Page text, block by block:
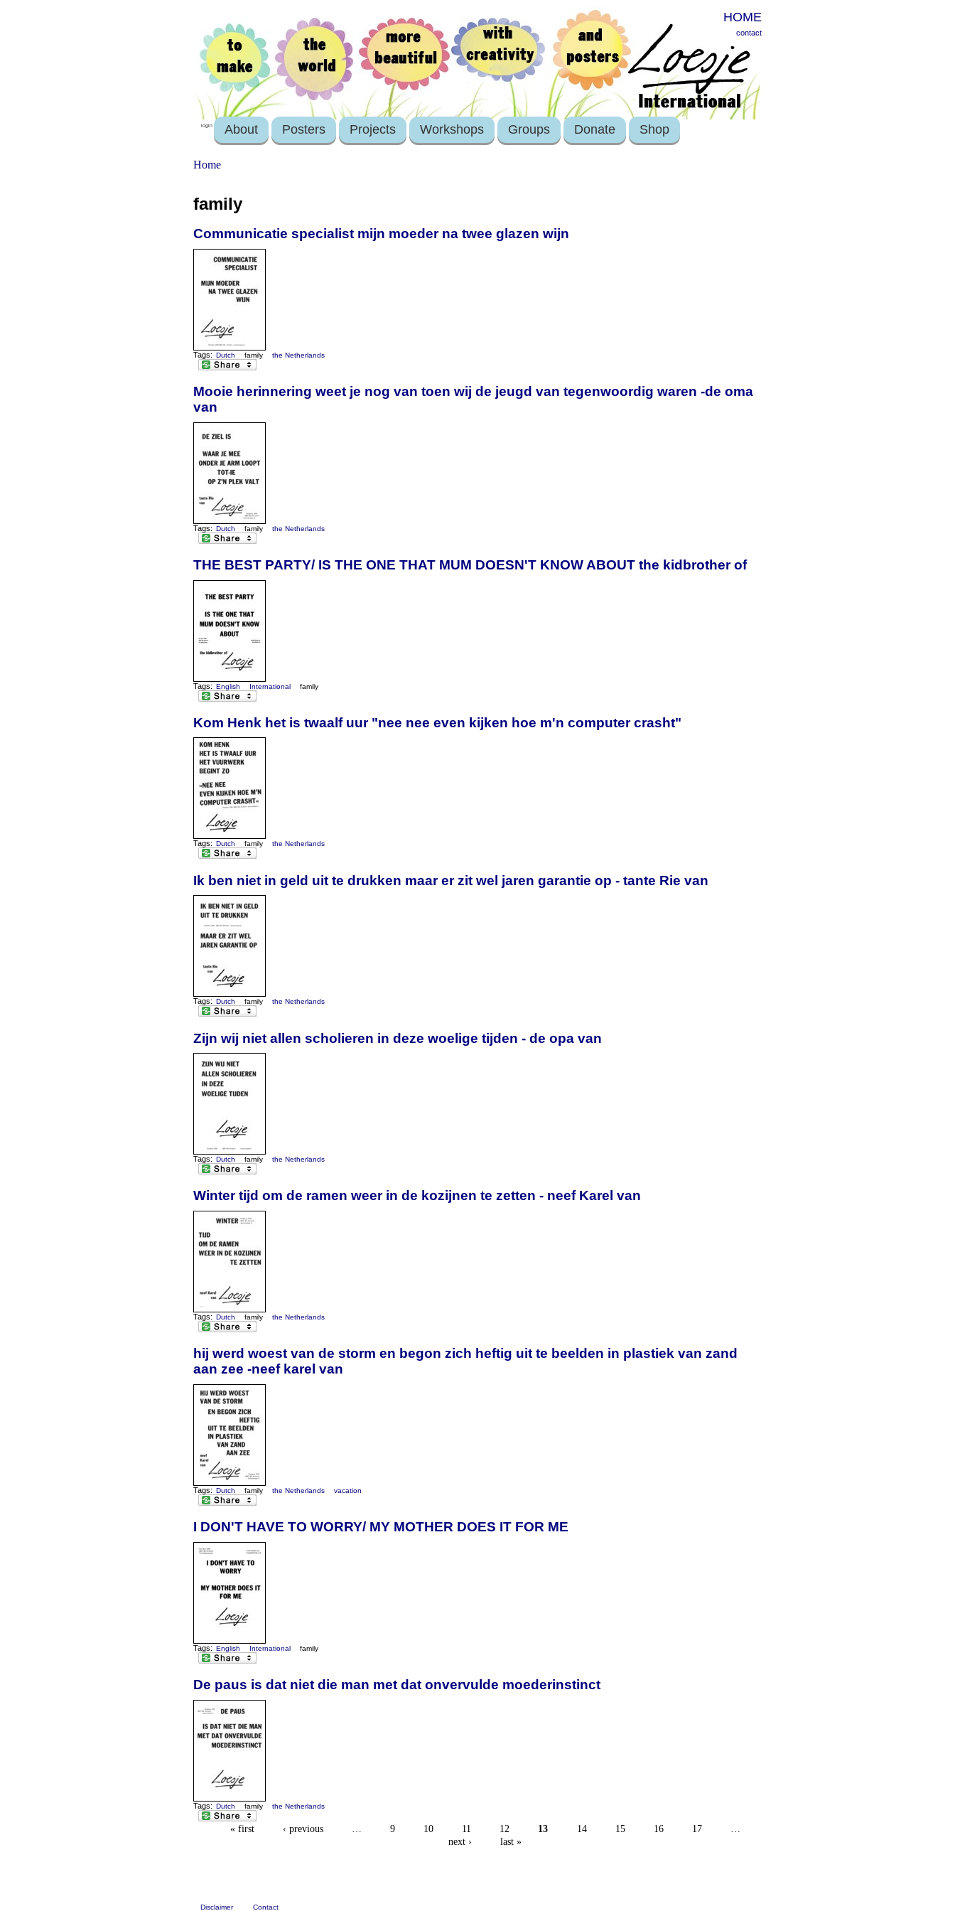
HOME
contact
login About Posters Projects Workshops Groups Donate Shop
Home
family
Communicatie specialist mijn moeder na twee glazen wijn
Tags: Dutch family the Netherlands
Mooie herinnering weet je nog van toen wij de jeugd van tegenwoordig waren -de oma
van
Tags: Dutch family the Netherlands
THE BEST PARTY/ IS THE ONE THAT MUM DOESN'T KNOW ABOUT the kidbrother of
Tags: English International family
Kom Henk het is twaalf uur "nee nee even kijken hoe m'n computer crasht"
Tags: Dutch family the Netherlands
Ik ben niet in geld uit te drukken maar er zit wel jaren garantie op - tante Rie van
Tags: Dutch family the Netherlands
Zijn wij niet allen scholieren in deze woelige tijden - de opa van
Tags: Dutch family the Netherlands
Winter tijd om de ramen weer in de kozijnen te zetten - neef Karel van
Tags: Dutch family the Netherlands
hij werd woest van de storm en begon zich heftig uit te beelden in plastiek van zand
aan zee -neef karel van
Tags: Dutch family the Netherlands vacation
I DON'T HAVE TO WORRY/ MY MOTHER DOES IT FOR ME
Tags: English International family
De paus is dat niet die man met dat onvervulde moederinstinct
Tags: Dutch family the Netherlands
« first ‹ previous … 9 10 11 12 13 14 15 16 17
…
next ›
last »
Disclaimer Contact